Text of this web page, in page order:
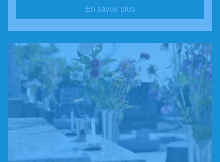
En savoir plus